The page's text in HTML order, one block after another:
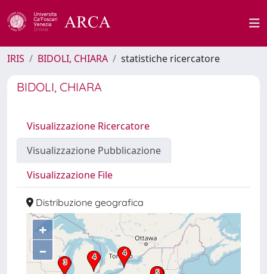
IRIS BIDOLI, CHIARA statistiche ricercatore
BIDOLI, CHIARA
Visualizzazione Ricercatore
Visualizzazione Pubblicazione
Visualizzazione File
Distribuzione geografica
+
–